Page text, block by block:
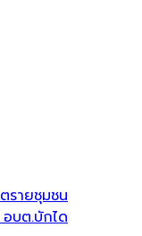
รายชุมชน
บต.บักได